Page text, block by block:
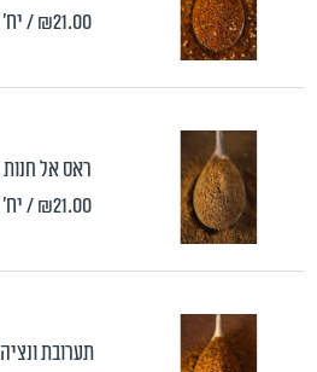
₪21.00/ יח'
ראס אל חנות
₪21.00/ יח'
תערובת ונציה